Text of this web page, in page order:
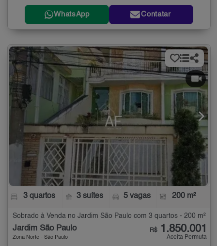
WhatsApp Contatar
3 quartos 3 suítes 5 vagas 200 m²
Sobrado à Venda no Jardim São Paulo com 3 quartos - 200 m²
Jardim São Paulo
Zona Norte - São Paulo
R$ 1.850.001
Aceita Permuta